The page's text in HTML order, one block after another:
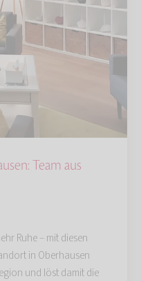
Team aus
Ruhe – mit diesen
in Oberhausen
und löst damit die